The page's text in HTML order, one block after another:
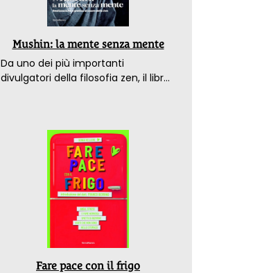
Mushin: la mente senza mente
Da uno dei più importanti
divulgatori della filosofia zen, il libro
Fare pace con il frigo